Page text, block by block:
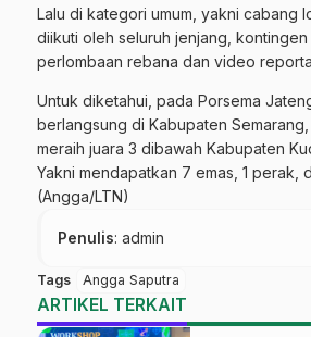
Lalu di kategori umum, yakni cabang
diikuti oleh seluruh jenjang, kontingen
perlombaan rebana dan video
Untuk diketahui, pada Porsema
berlangsung di Kabupaten
meraih juara 3 dibawah Kabupaten
Yakni mendapatkan 7 emas, 1 perak,
(Angga/LTN)
Penulis: admin
Tags Angga Saputra
ARTIKEL TERKAIT